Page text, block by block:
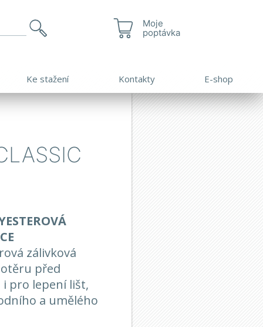
Moje
poptávka
Ke stažení Kontakty E-shop
zálivková
před
pro lepení lišt,
a umělého